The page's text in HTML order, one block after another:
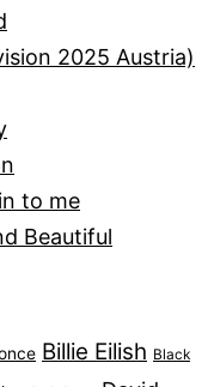
2025 Austria)
to me
Beautiful
Billie Eilish Black